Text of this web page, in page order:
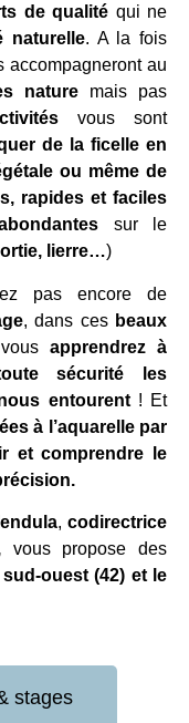
de qualité qui ne
naturelle. A la fois
accompagneront au
nature mais pas
vous sont
de la ficelle en
ou même de
rapides et faciles
sur le
lierre…)
pas encore de
, dans ces beaux
apprendrez à
sécurité les
entourent! Et
à l’aquarelle par
et comprendre le
, codirectrice
vous propose des
ouest (42) et le
stages